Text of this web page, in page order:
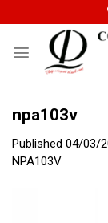
to
npa103v
Published 04/03/
NPA103V